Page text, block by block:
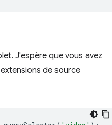
J'espère que vous avez
de source